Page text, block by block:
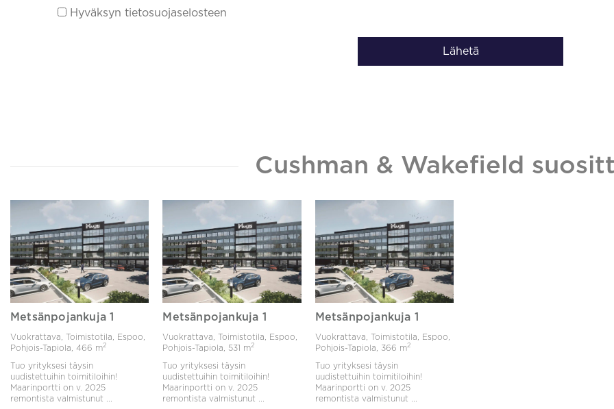
Hyväksyn tietosuojaselosteen
Lähetä
Cushman & Wakefield
Metsänpojankuja 1
Vuokrattava, Toimistotila, Espoo,
Pohjois-Tapiola, 466 m2
Tuo yrityksesi täysin
uudistettuihin toimitiloihin!
Maarinportti on v. 2025
remontista valmistunut ...
Metsänpojankuja 1
Vuokrattava, Toimistotila, Espoo,
Pohjois-Tapiola, 531 m2
Tuo yrityksesi täysin
uudistettuihin toimitiloihin!
Maarinportti on v. 2025
remontista valmistunut ...
Metsänpojankuja 1
Vuokrattava, Toimistotila, Espoo,
Pohjois-Tapiola,
366 m2
Tuo yrityksesi täysin
uudistettuihin toimitiloihin!
Maarinportti on v. 2025
remontista valmistunut ...